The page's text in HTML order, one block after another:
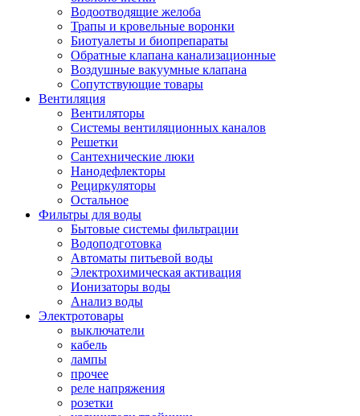
Водоотводящие желоба
Трапы и кровельные воронки
Биотуалеты и биопрепараты
Обратные клапана канализационные
Воздушные вакуумные клапана
Сопутствующие товары
Вентиляция
Вентиляторы
Системы вентиляционных каналов
Решетки
Сантехнические люки
Нанодефлекторы
Рециркуляторы
Остальное
Фильтры для воды
Бытовые системы фильтрации
Водоподготовка
Автоматы питьевой воды
Электрохимическая активация
Ионизаторы воды
Анализ воды
Электротовары
выключатели
кабель
лампы
прочее
реле напряжения
розетки